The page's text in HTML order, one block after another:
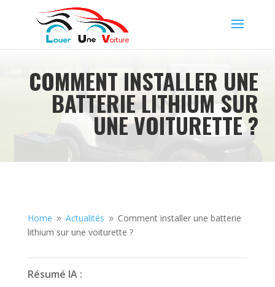
COMMENT INSTALLER UNE
BATTERIE LITHIUM SUR
UNE VOITURETTE ?
Home 9 Actualités 9 Comment installer une batterie
lithium sur une voiturette ?
Résumé IA :